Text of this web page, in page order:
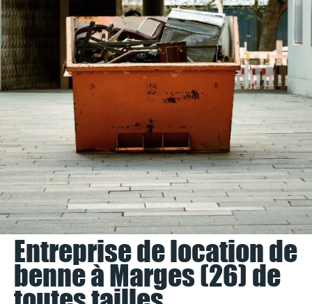
Entreprise de location de
benne à Marges (26) de